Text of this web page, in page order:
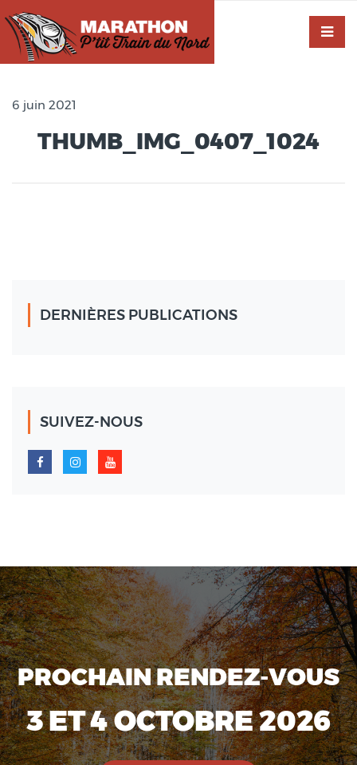
6 juin 2021
THUMB_IMG_0407_1024
DERNIÈRES PUBLICATIONS
SUIVEZ-NOUS
PROCHAIN RENDEZ-VOUS
3 ET 4 OCTOBRE 2026